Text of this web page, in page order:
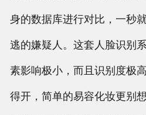
身的数据库进行对比，一秒
逃的嫌疑人。这套人脸识别
素影响极小，而且识别度极
得开，简单的易容化妆更别